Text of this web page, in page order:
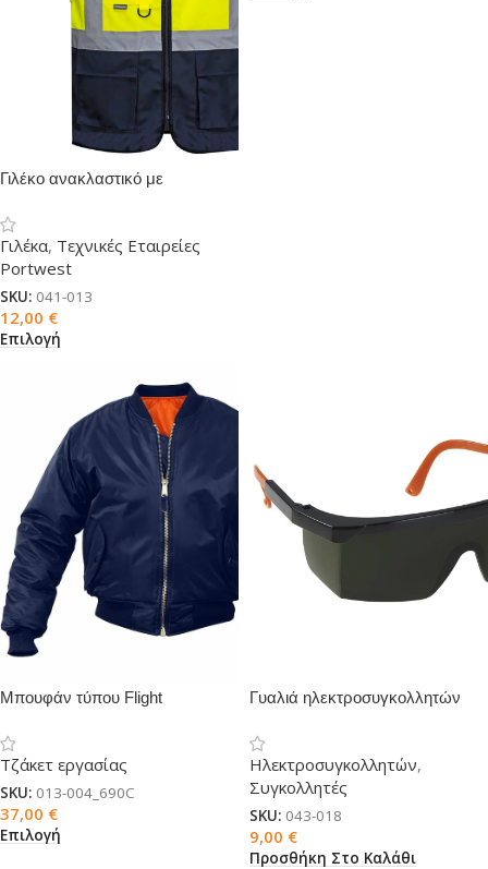
Γιλέκο ανακλαστικό με
Γιλέκα, Τεχνικές Εταιρείες
Portwest
SKU: 041-013
12,00 €
Επιλογή
Μπουφάν τύπου Flight
Τζάκετ εργασίας
SKU: 013-004_690C
37,00 €
Επιλογή
Γυαλιά ηλεκτροσυγκολλητών
Ηλεκτροσυγκολλητών,
Συγκολλητές
SKU: 043-018
9,00 €
Προσθήκη Στο Καλάθι